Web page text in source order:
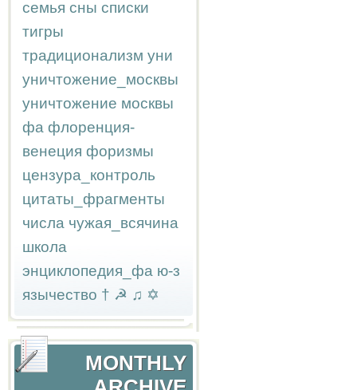
семья сны списки
тигры
традиционализм уни
уничтожение_москвы
уничтожение москвы
фа флоренция-
венеция форизмы
цензура_контроль
цитаты_фрагменты
числа чужая_всячина
школа
энциклопедия_фа ю-з
язычество † ☭ ♫ ✡
MONTHLY